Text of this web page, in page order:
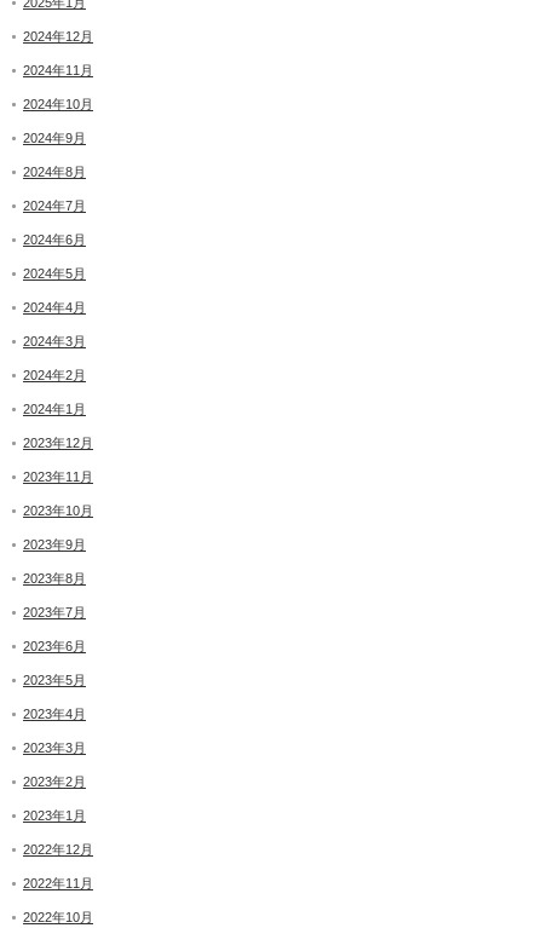
2024年12月
2024年11月
2024年10月
2024年9月
2024年8月
2024年7月
2024年6月
2024年5月
2024年4月
2024年3月
2024年2月
2024年1月
2023年12月
2023年11月
2023年10月
2023年9月
2023年8月
2023年7月
2023年6月
2023年5月
2023年4月
2023年3月
2023年2月
2023年1月
2022年12月
2022年11月
2022年10月